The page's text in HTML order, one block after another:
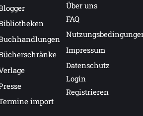
import
Über uns
FAQ
Impressum
Datenschutz
Login
Registrieren